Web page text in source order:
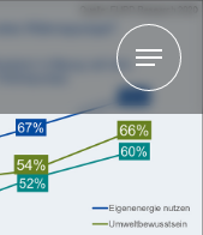
Menu